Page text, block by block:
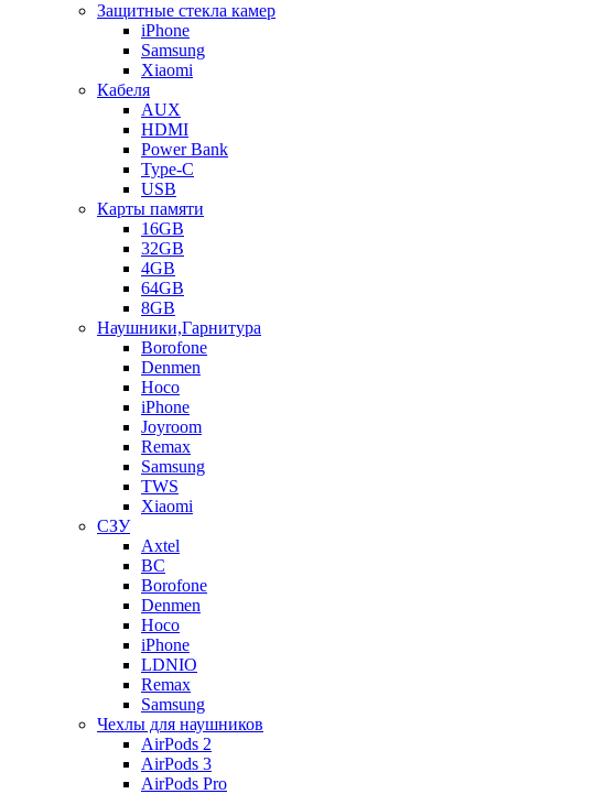
Защитные стекла камер
iPhone
Samsung
Xiaomi
Кабеля
AUX
HDMI
Power Bank
Type-C
USB
Карты памяти
16GB
32GB
4GB
64GB
8GB
Наушники,Гарнитура
Borofone
Denmen
Hoco
iPhone
Joyroom
Remax
Samsung
TWS
Xiaomi
СЗУ
Axtel
BC
Borofone
Denmen
Hoco
iPhone
LDNIO
Remax
Samsung
Чехлы для наушников
AirPods 2
AirPods 3
AirPods Pro